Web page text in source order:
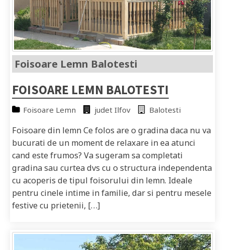
Foisoare Lemn Balotesti
FOISOARE LEMN BALOTESTI
Foisoare Lemn judet Ilfov Balotesti
Foisoare din lemn Ce folos are o gradina daca nu va
bucurati de un moment de relaxare in ea atunci
cand este frumos? Va sugeram sa completati
gradina sau curtea dvs cu o structura independenta
cu acoperis de tipul foisorului din lemn. Ideale
pentru cinele intime in familie, dar si pentru mesele
festive cu prietenii, […]